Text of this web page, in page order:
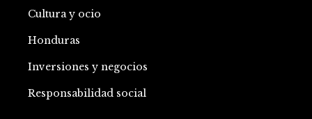
Cultura y ocio
Honduras
Inversiones y negocios
Responsabilidad social